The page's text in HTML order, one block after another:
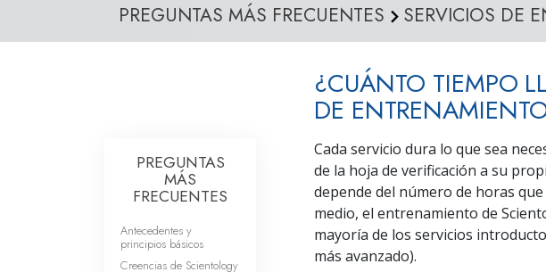
PREGUNTAS MÁS FRECUENTES SERVICIOS DE
¿CUÁNTO TIEMPO
DE
Cada servicio dura lo que sea
de la hoja de verificación a su
depende del número de horas
medio, el entrenamiento de
mayoría de los servicios
más avanzado).
PREGUNTAS
MÁS
FRECUENTES
Antecedentes y
principios básicos
Creencias de Scientology